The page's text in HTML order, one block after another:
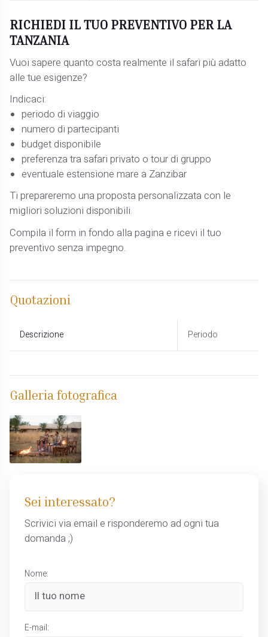
RICHIEDI IL TUO PREVENTIVO PER LA
TANZANIA
Vuoi sapere quanto costa realmente il safari più adatto
alle tue esigenze?
Indicaci:
periodo di viaggio
numero di partecipanti
budget disponibile
preferenza tra safari privato o tour di gruppo
eventuale estensione mare a Zanzibar
Ti prepareremo una proposta personalizzata con le
migliori soluzioni disponibili.
Compila il form in fondo alla pagina e ricevi il tuo
preventivo senza impegno.
Quotazioni
Descrizione Periodo
Galleria fotografica
Sei interessato?
Scrivici via email e risponderemo ad ogni tua
domanda ;)
Nome:
E-mail: